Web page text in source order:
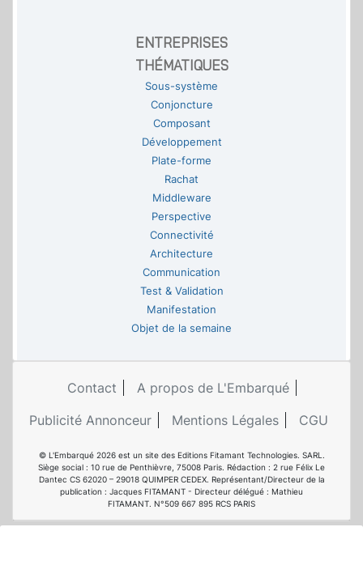
ENTREPRISES
THÉMATIQUES
Sous-système
Conjoncture
Composant
Développement
Plate-forme
Rachat
Middleware
Perspective
Connectivité
Architecture
Communication
Test & Validation
Manifestation
Objet de la semaine
Contact
A propos de L'Embarqué
Publicité Annonceur
Mentions Légales CGU
© L'Embarqué 2026 est un site des Editions Fitamant Technologies. SARL.
Siège social : 10 rue de Penthièvre, 75008 Paris. Rédaction : 2 rue Félix Le
Dantec CS 62020 – 29018 QUIMPER CEDEX. Représentant/Directeur de la
publication : Jacques FITAMANT - Directeur délégué : Mathieu
FITAMANT. N°509 667 895 RCS PARIS